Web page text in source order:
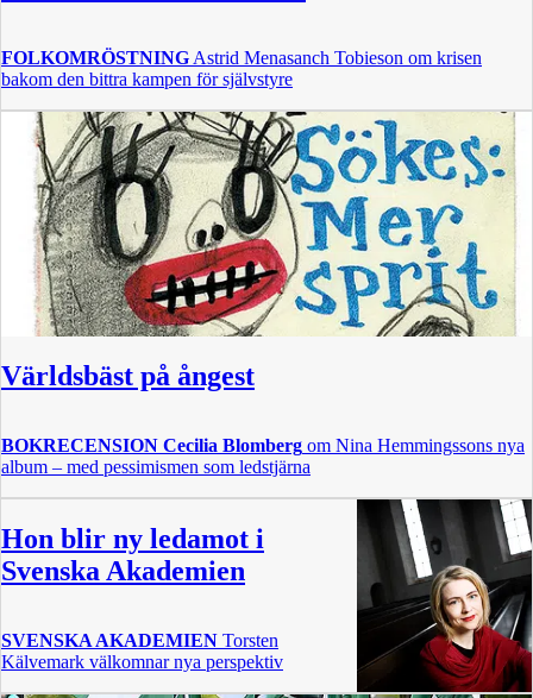
FOLKOMRÖSTNING Astrid Menasanch Tobieson om krisen
bakom den bittra kampen för självstyre
Världsbäst på ångest
BOKRECENSION Cecilia Blomberg om Nina Hemmingssons nya
album – med pessimismen som ledstjärna
Hon blir ny ledamot i
Svenska Akademien
SVENSKA AKADEMIEN Torsten
Kälvemark välkomnar nya perspektiv